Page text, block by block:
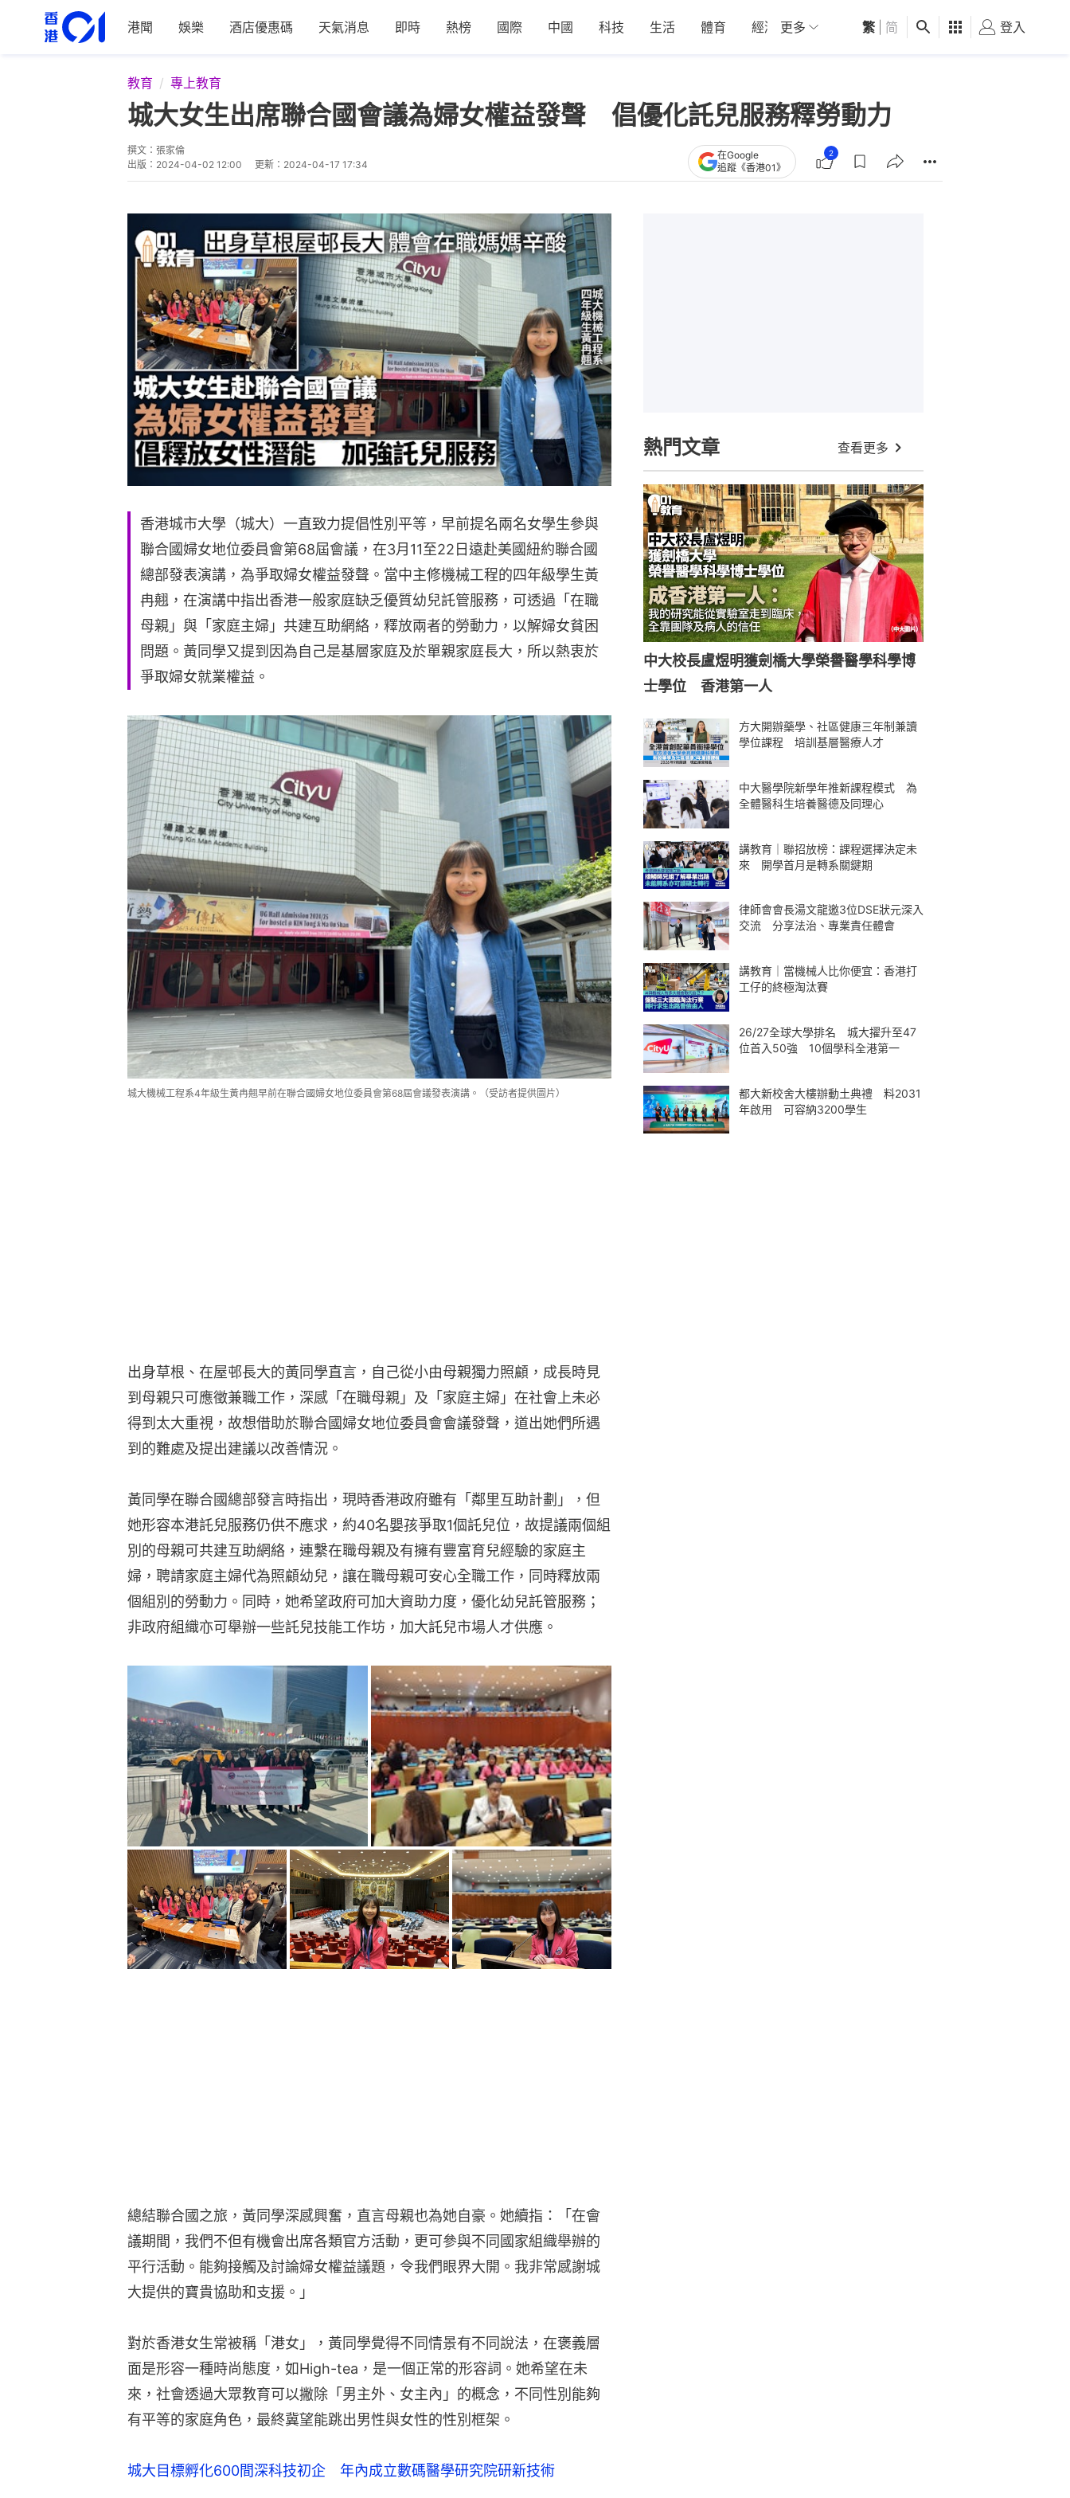
港聞 娛樂 酒店優惠碼 天氣消息 即時 熱榜 國際 中國 科技 生活 體育 經濟 01深圳 觀點 健康 好食玩飛
更多 繁 简 登入
教育 專上教育
城大女生出席聯合國會議為婦女權益發聲 倡優化託兒服務釋勞動力
撰文： 張家倫
出版： 2024-04-02 12:00 更新： 2024-04-17 17:34
在Google
追蹤《香港01》
2
香港城市大學（城大）一直致力提倡性別平等，早前提名兩名女學生參與
聯合國婦女地位委員會第68屆會議，在3月11至22日遠赴美國紐約聯合國
總部發表演講，為爭取婦女權益發聲。當中主修機械工程的四年級學生黃
冉翹，在演講中指出香港一般家庭缺乏優質幼兒託管服務，可透過「在職
母親」與「家庭主婦」共建互助網絡，釋放兩者的勞動力，以解婦女貧困
問題。黃同學又提到因為自己是基層家庭及於單親家庭長大，所以熱衷於
爭取婦女就業權益。
城大機械工程系4年級生黃冉翹早前在聯合國婦女地位委員會第68屆會議發表演講。（受訪者提供圖片）
出身草根、在屋邨長大的黃同學直言，自己從小由母親獨力照顧，成長時見
到母親只可應徵兼職工作，深感「在職母親」及「家庭主婦」在社會上未必
得到太大重視，故想借助於聯合國婦女地位委員會會議發聲，道出她們所遇
到的難處及提出建議以改善情況。
黃同學在聯合國總部發言時指出，現時香港政府雖有「鄰里互助計劃」，但
她形容本港託兒服務仍供不應求，約40名嬰孩爭取1個託兒位，故提議兩個組
別的母親可共建互助網絡，連繫在職母親及有擁有豐富育兒經驗的家庭主
婦，聘請家庭主婦代為照顧幼兒，讓在職母親可安心全職工作，同時釋放兩
個組別的勞動力。同時，她希望政府可加大資助力度，優化幼兒託管服務；
非政府組織亦可舉辦一些託兒技能工作坊，加大託兒市場人才供應。
總結聯合國之旅，黃同學深感興奮，直言母親也為她自豪。她續指：「在會
議期間，我們不但有機會出席各類官方活動，更可參與不同國家組織舉辦的
平行活動。能夠接觸及討論婦女權益議題，令我們眼界大開。我非常感謝城
大提供的寶貴協助和支援。」
對於香港女生常被稱「港女」，黃同學覺得不同情景有不同說法，在褒義層
面是形容一種時尚態度，如High-tea，是一個正常的形容詞。她希望在未
來，社會透過大眾教育可以撇除「男主外、女主內」的概念，不同性別能夠
有平等的家庭角色，最終冀望能跳出男性與女性的性別框架。
城大目標孵化600間深科技初企 年內成立數碼醫學研究院研新技術
熱門文章 查看更多
中大校長盧煜明獲劍橋大學榮譽醫學科學博
士學位 香港第一人
方大開辦藥學、社區健康三年制兼讀
學位課程 培訓基層醫療人才
中大醫學院新學年推新課程模式 為
全體醫科生培養醫德及同理心
講教育｜聯招放榜：課程選擇決定未
來 開學首月是轉系關鍵期
律師會會長湯文龍邀3位DSE狀元深入
交流 分享法治、專業責任體會
講教育｜當機械人比你便宜：香港打
工仔的終極淘汰賽
26/27全球大學排名 城大擢升至47
位首入50強 10個學科全港第一
都大新校舍大樓辦動土典禮 料2031
年啟用 可容納3200學生